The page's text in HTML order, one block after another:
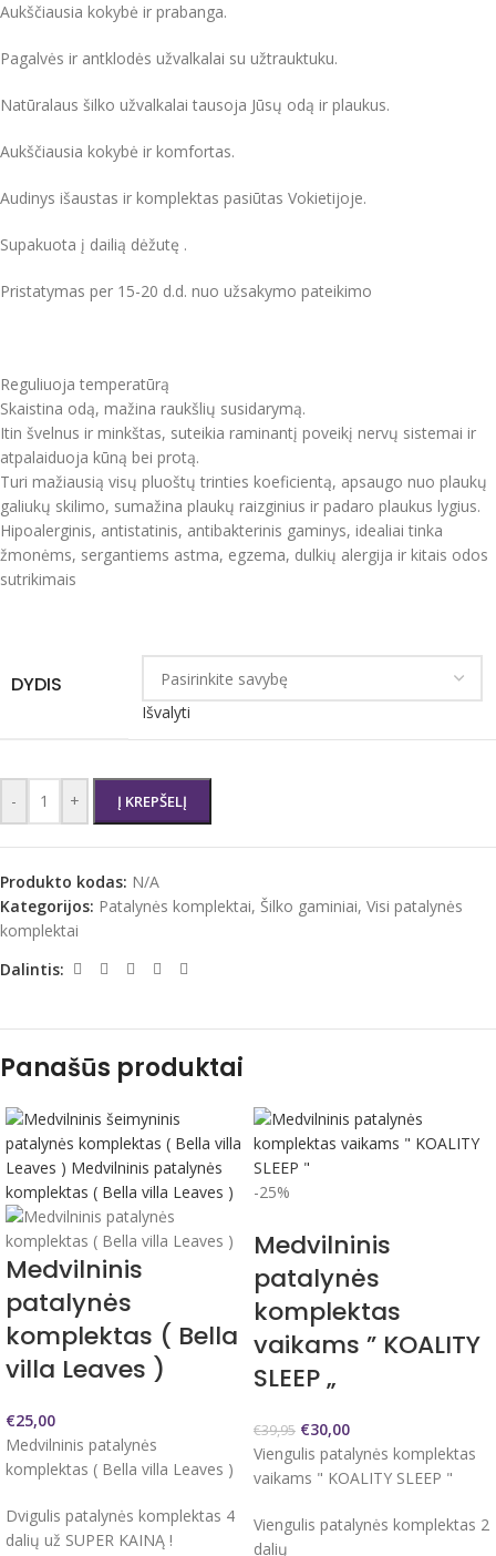
Aukščiausia kokybė ir prabanga.
Pagalvės ir antklodės užvalkalai su užtrauktuku.
Natūralaus šilko užvalkalai tausoja Jūsų odą ir plaukus.
Aukščiausia kokybė ir komfortas.
Audinys išaustas ir komplektas pasiūtas Vokietijoje.
Supakuota į dailią dėžutę .
Pristatymas per 15-20 d.d. nuo užsakymo pateikimo
Reguliuoja temperatūrą
Skaistina odą, mažina raukšlių susidarymą.
Itin švelnus ir minkštas, suteikia raminantį poveikį nervų sistemai ir
atpalaiduoja kūną bei protą.
Turi mažiausią visų pluoštų trinties koeficientą, apsaugo nuo plaukų
galiukų skilimo, sumažina plaukų raizginius ir padaro plaukus lygius.
Hipoalerginis, antistatinis, antibakterinis gaminys, idealiai tinka
žmonėms, sergantiems astma, egzema, dulkių alergija ir kitais odos
sutrikimais
DYDIS
Išvalyti
- + Į KREPŠELĮ
Produkto kodas: N/A
Kategorijos: Patalynės komplektai, Šilko gaminiai, Visi patalynės
komplektai
Dalintis:
Panašūs produktai
Medvilninis
patalynės
komplektas ( Bella
villa Leaves )
€25,00
Medvilninis patalynės
komplektas ( Bella villa Leaves )
Dvigulis patalynės komplektas 4
dalių už SUPER KAINĄ !
-25%
Medvilninis
patalynės
komplektas
vaikams ” KOALITY
SLEEP „
€39,95 €30,00
Viengulis patalynės komplektas
vaikams " KOALITY SLEEP "
Viengulis patalynės komplektas 2
dalių